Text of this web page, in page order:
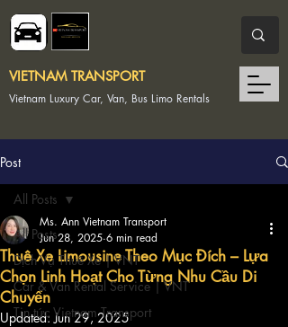
Vietnam Luxury Car, Van, Bus Limo Rentals
VIETNAM TRANSPORT
Post
All Posts
Dịch Vụ Thuê Xe | VNT
Car & Van Rental Service | VNT
Tin tức Vietnam Transport
All Posts
Thuê Xe Limousine Theo Mục Đích – Lựa
Chọn Linh Hoạt Cho Từng Nhu Cầu Di
Chuyển
Ms. Ann Vietnam Transport
Jun 28, 2025 6 min read
Updated:Jun 29, 2025